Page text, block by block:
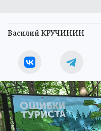
Василий КРУЧИНИН